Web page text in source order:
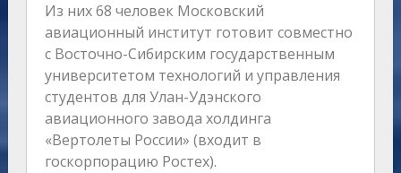
Из них 68 человек Московский
авиационный институт готовит совместно
с Восточно-Сибирским государственным
университетом технологий и управления
студентов для Улан-Удэнского
авиационного завода холдинга
«Вертолеты России» (входит в
госкорпорацию Ростех).